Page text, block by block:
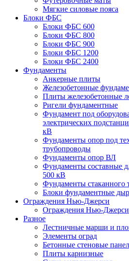
Мягкие силовые пояса
Блоки ФБС
Блоки ФБС 600
Блоки ФБС 800
Блоки ФБС 900
Блоки ФБС 1200
Блоки ФБС 2400
Фундаменты
Анкерные плиты
Железобетонные
Плиты железобетонные
Ригели фундаментные
Фундамент под
электрических
кВ
Фундаменты опор под
трубопроводы
Фундаменты опор ВЛ
Фундаменты составные
500 кВ
Фундаменты стаканного
Блоки фундаментные
Ограждения Нью-Джерси
Ограждения Нью-Джерси
Разное
Лестничные марши и
Элементы оград
Бетонные стеновые
Плиты карнизные